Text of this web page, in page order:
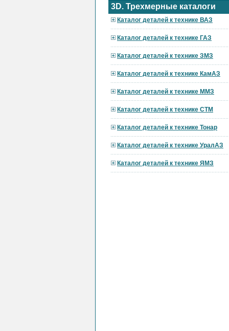
3D. Трехмерные каталоги
Каталог деталей к технике ВАЗ
Каталог деталей к технике ГАЗ
Каталог деталей к технике ЗМЗ
Каталог деталей к технике КамАЗ
Каталог деталей к технике ММЗ
Каталог деталей к технике СТМ
Каталог деталей к технике Тонар
Каталог деталей к технике УралАЗ
Каталог деталей к технике ЯМЗ